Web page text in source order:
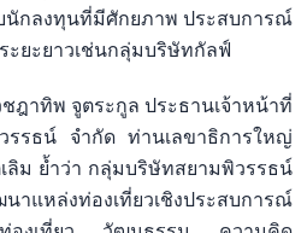
นักลงทุนที่มีศักยภาพ ประสบการณ์
ยะยาวเช่นกลุ่มบริษัทกัลฟ์
ฎาทิพ จูตระกูล ประธานเจ้าหน้าที่
รรธน์ จำกัด ท่านเลขาธิการใหญ่
ลิม ย้ำว่า กลุ่มบริษัทสยามพิวรรธน์
าแหล่งท่องเที่ยวเชิงประสบการณ์